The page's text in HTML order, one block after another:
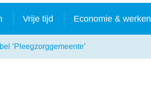
Vrije tijd Economie & werken
‘Pleegzorggemeente’